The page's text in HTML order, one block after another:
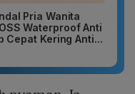
Pria Wanita
Waterproof Anti
Cepat Kering Anti...